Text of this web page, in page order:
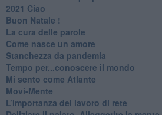
2021 Ciao
Buon Natale !
​La cura delle parole
​Come nasce un amore
Stanchezza da pandemia
​Tempo per...conoscere il mondo
​Mi sento come Atlante
​Movi-Mente
​L’importanza del lavoro di rete